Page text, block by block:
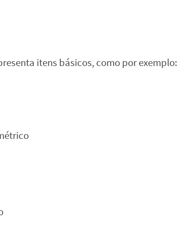
itens básicos, como por exemplo: